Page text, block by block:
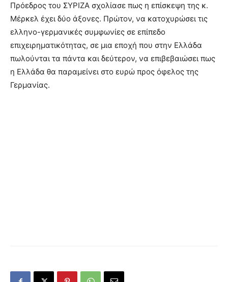
Πρόεδρος του ΣΥΡΙΖΑ σχολίασε πως η επίσκεψη της κ.
Μέρκελ έχει δύο άξονες. Πρώτον, να κατοχυρώσει τις
ελληνο-γερμανικές συμφωνίες σε επίπεδο
επιχειρηματικότητας, σε μια εποχή που στην Ελλάδα
πωλούνται τα πάντα και δεύτερον, να επιβεβαιώσει πως
η Ελλάδα θα παραμείνει στο ευρώ προς όφελος της
Γερμανίας.